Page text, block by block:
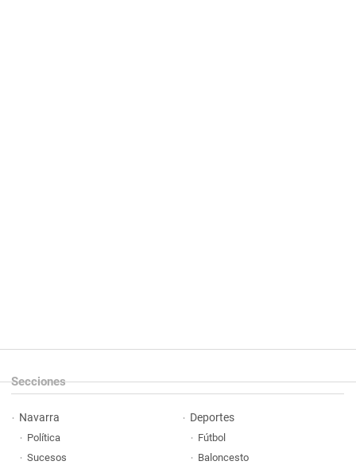
Secciones
Navarra
Política
Sucesos
Deportes
Fútbol
Baloncesto